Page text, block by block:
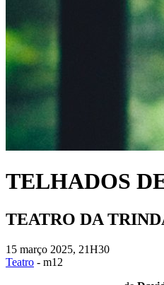
TELHADOS
TEATRO DA
15 março 2025, 21H30
Teatro - m12